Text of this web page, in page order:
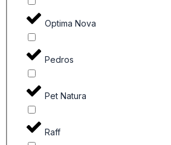
Optima Nova
Pedros
Pet Natura
Raff